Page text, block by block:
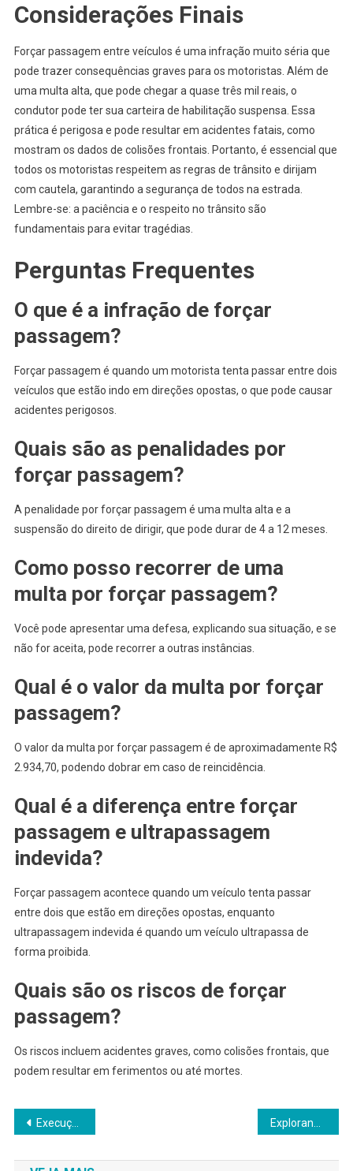
Considerações Finais
Forçar passagem entre veículos é uma infração muito séria que
pode trazer consequências graves para os motoristas. Além de
uma multa alta, que pode chegar a quase três mil reais, o
condutor pode ter sua carteira de habilitação suspensa. Essa
prática é perigosa e pode resultar em acidentes fatais, como
mostram os dados de colisões frontais. Portanto, é essencial que
todos os motoristas respeitem as regras de trânsito e dirijam
com cautela, garantindo a segurança de todos na estrada.
Lembre-se: a paciência e o respeito no trânsito são
fundamentais para evitar tragédias.
Perguntas Frequentes
O que é a infração de forçar
passagem?
Forçar passagem é quando um motorista tenta passar entre dois
veículos que estão indo em direções opostas, o que pode causar
acidentes perigosos.
Quais são as penalidades por
forçar passagem?
A penalidade por forçar passagem é uma multa alta e a
suspensão do direito de dirigir, que pode durar de 4 a 12 meses.
Como posso recorrer de uma
multa por forçar passagem?
Você pode apresentar uma defesa, explicando sua situação, e se
não for aceita, pode recorrer a outras instâncias.
Qual é o valor da multa por forçar
passagem?
O valor da multa por forçar passagem é de aproximadamente R$
2.934,70, podendo dobrar em caso de reincidência.
Qual é a diferença entre forçar
passagem e ultrapassagem
indevida?
Forçar passagem acontece quando um veículo tenta passar
entre dois que estão em direções opostas, enquanto
ultrapassagem indevida é quando um veículo ultrapassa de
forma proibida.
Quais são os riscos de forçar
passagem?
Os riscos incluem acidentes graves, como colisões frontais, que
podem resultar em ferimentos ou até mortes.
Navegação
de
Execução fatal: Jovem que sobreviveu a tentativa de homicídio é morto. Explorando os Mapas do Significado: A Arquitetura da Crença de Jordan Peterson